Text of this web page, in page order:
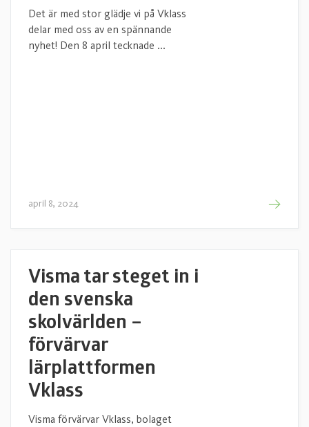
Det är med stor glädje vi på Vklass
delar med oss av en spännande
nyhet! Den 8 april tecknade ...
april 8, 2024
Visma tar steget in i
den svenska
skolvärlden –
förvärvar
lärplattformen
Vklass
Visma förvärvar Vklass, bolaget